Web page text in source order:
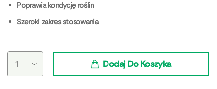
Poprawia kondycję roślin
Szeroki zakres stosowania
Dodaj Do Koszyka